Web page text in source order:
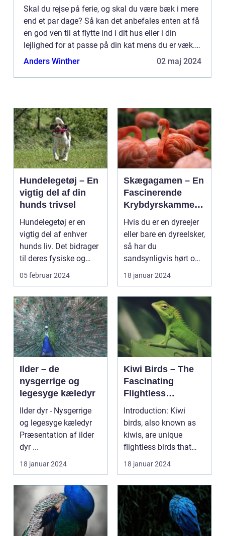
Skal du rejse på ferie, og skal du være bæk i mere
end et par dage? Så kan det anbefales enten at få
en god ven til at flytte ind i dit hus eller i din
lejlighed for at passe på din kat mens du er væk.
Og har du ikke mulighed for at benytte […...
Anders Winther 02 maj 2024
Hundelegetøj – En
vigtig del af din
hunds trivsel
Hundelegetøj er en
vigtig del af enhver
hunds liv. Det bidrager
til deres fysiske og
mentale trivsel...
05 februar 2024
Skægagamen – En
Fascinerende
Krybdyrskammera
t
Hvis du er en dyreejer
eller bare en dyreelsker,
så har du
sandsynligvis hørt om
skægagamen. Dette
18 januar 2024
Ilder – de
nysgerrige og
legesyge kæledyr
Ilder dyr - Nysgerrige
og legesyge kæledyr
Præsentation af ilder
dyr ...
18 januar 2024
Kiwi Birds – The
Fascinating
Flightless
Wonders of New
Zealand
Introduction: Kiwi
birds, also known as
kiwis, are unique
flightless birds that
have become an icon...
18 januar 2024